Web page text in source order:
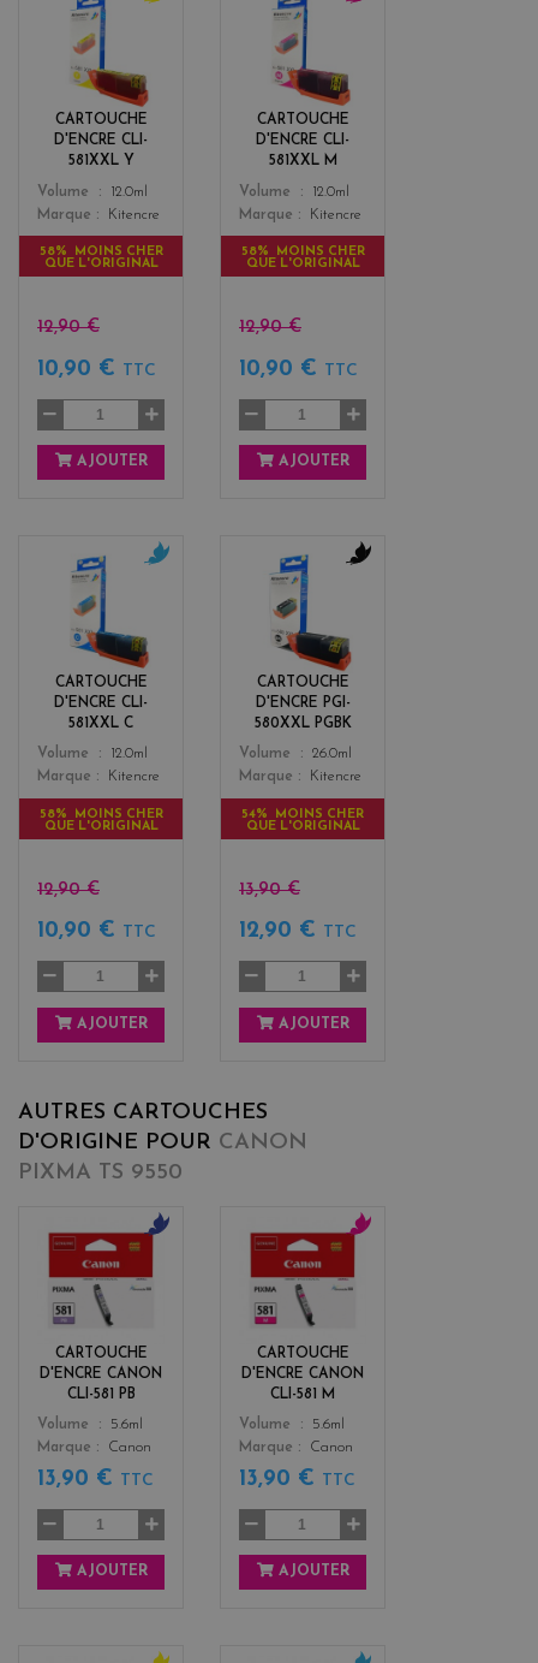
CARTOUCHE
D'ENCRE CLI-
581XXL Y
Color
l
o
Volume
12.0ml
Marque
Kitencre
58% MOINS CHER
QUE L'ORIGINAL
12,90 €
10,90 € TTC
AJOUTER
CARTOUCHE
D'ENCRE CLI-
581XXL M
Color
e
n
Volume
12.0ml
Marque
Kitencre
58% MOINS CHER
QUE L'ORIGINAL
12,90 €
10,90 € TTC
AJOUTER
CARTOUCHE
D'ENCRE CLI-
581XXL C
Color
n
Volume
12.0ml
Marque
Kitencre
58% MOINS CHER
QUE L'ORIGINAL
12,90 €
10,90 € TTC
AJOUTER
CARTOUCHE
D'ENCRE PGI-
580XXL PGBK
Color
c
k
Volume
26.0ml
Marque
Kitencre
54% MOINS CHER
QUE L'ORIGINAL
13,90 €
12,90 € TTC
AJOUTER
AUTRES CARTOUCHES
D'ORIGINE POUR CANON
PIXMA TS 9550
CARTOUCHE
D'ENCRE CANON
CLI-581 PB
Color
l
Volume
5.6ml
Marque
Canon
13,90 € TTC
AJOUTER
CARTOUCHE
D'ENCRE CANON
CLI-581 M
Color
a
n
t
Volume
5.6ml
Marque
Canon
13,90 € TTC
AJOUTER